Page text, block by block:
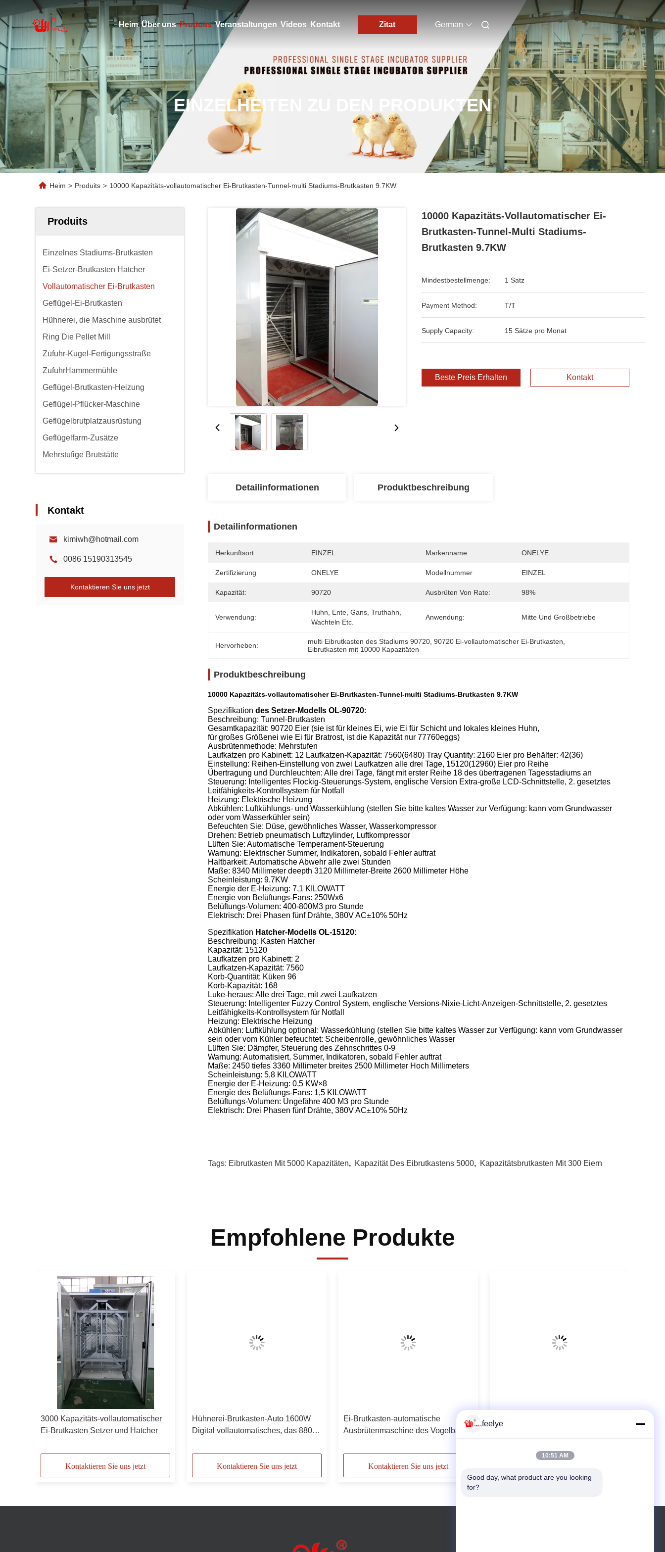
Heim Über uns Produits Veranstaltungen Videos Kontakt Zitat German
EINZELHEITEN ZU DEN PRODUKTEN
Heim > Produits > 10000 Kapazitäts-vollautomatischer Ei-Brutkasten-Tunnel-multi Stadiums-Brutkasten 9.7KW
Produits
Einzelnes Stadiums-Brutkasten
Ei-Setzer-Brutkasten Hatcher
Vollautomatischer Ei-Brutkasten
Geflügel-Ei-Brutkasten
Hühnerei, die Maschine ausbrütet
Ring Die Pellet Mill
Zufuhr-Kugel-Fertigungsstraße
ZufuhrHammermühle
Geflügel-Brutkasten-Heizung
Geflügel-Pflücker-Maschine
Geflügelbrutplatzausrüstung
Geflügelfarm-Zusätze
Mehrstufige Brutstätte
Kontakt
kimiwh@hotmail.com
0086 15190313545
Kontaktieren Sie uns jetzt
10000 Kapazitäts-Vollautomatischer Ei-
Brutkasten-Tunnel-Multi Stadiums-
Brutkasten 9.7KW
Mindestbestellmenge: 1 Satz
Payment Method: T/T
Supply Capacity: 15 Sätze pro Monat
Beste Preis Erhalten Kontakt
Detailinformationen Produktbeschreibung
Detailinformationen
Herkunftsort EINZEL Markenname ONELYE
Zertifizierung ONELYE Modellnummer EINZEL
Kapazität: 90720 Ausbrüten Von Rate: 98%
Verwendung:
Huhn, Ente, Gans, Truthahn,
Wachteln Etc.
Anwendung: Mitte Und Großbetriebe
Hervorheben: multi Eibrutkasten des Stadiums 90720 , 90720 Ei-vollautomatischer Ei-Brutkasten
Eibrutkasten mit 10000 Kapazitäten
Produktbeschreibung
10000 Kapazitäts-vollautomatischer Ei-Brutkasten-Tunnel-multi Stadiums-Brutkasten 9.7KW
Spezifikation des Setzer-Modells OL-90720:
Beschreibung: Tunnel-Brutkasten
Gesamtkapazität: 90720 Eier (sie ist für kleines Ei, wie Ei für Schicht und lokales kleines Huhn,
für großes Größenei wie Ei für Bratrost, ist die Kapazität nur 77760eggs)
Ausbrütenmethode: Mehrstufen
Laufkatzen pro Kabinett: 12 Laufkatzen-Kapazität: 7560(6480) Tray Quantity: 2160 Eier pro Behälter: 42(36)
Einstellung: Reihen-Einstellung von zwei Laufkatzen alle drei Tage, 15120(12960) Eier pro Reihe
Übertragung und Durchleuchten: Alle drei Tage, fängt mit erster Reihe 18 des übertragenen Tagesstadiums an
Steuerung: Intelligentes Flockig-Steuerungs-System, englische Version Extra-große LCD-Schnittstelle, 2. gesetztes
Leitfähigkeits-Kontrollsystem für Notfall
Heizung: Elektrische Heizung
Abkühlen: Luftkühlungs- und Wasserkühlung (stellen Sie bitte kaltes Wasser zur Verfügung: kann vom Grundwasser
oder vom Wasserkühler sein)
Befeuchten Sie: Düse, gewöhnliches Wasser, Wasserkompressor
Drehen: Betrieb pneumatisch Luftzylinder, Luftkompressor
Lüften Sie: Automatische Temperament-Steuerung
Warnung: Elektrischer Summer, Indikatoren, sobald Fehler auftrat
Haltbarkeit: Automatische Abwehr alle zwei Stunden
Maße: 8340 Millimeter deepth 3120 Millimeter-Breite 2600 Millimeter Höhe
Scheinleistung: 9.7KW
Energie der E-Heizung: 7,1 KILOWATT
Energie von Belüftungs-Fans: 250Wx6
Belüftungs-Volumen: 400-800M3 pro Stunde
Elektrisch: Drei Phasen fünf Drähte, 380V AC±10% 50Hz
Spezifikation Hatcher-Modells OL-15120:
Beschreibung: Kasten Hatcher
Kapazität: 15120
Laufkatzen pro Kabinett: 2
Laufkatzen-Kapazität: 7560
Korb-Quantität: Küken 96
Korb-Kapazität: 168
Luke-heraus: Alle drei Tage, mit zwei Laufkatzen
Steuerung: Intelligenter Fuzzy Control System, englische Versions-Nixie-Licht-Anzeigen-Schnittstelle, 2. gesetztes
Leitfähigkeits-Kontrollsystem für Notfall
Heizung: Elektrische Heizung
Abkühlen: Luftkühlung optional: Wasserkühlung (stellen Sie bitte kaltes Wasser zur Verfügung: kann vom Grundwasser
sein oder vom Kühler befeuchtet: Scheibenrolle, gewöhnliches Wasser
Lüften Sie: Dämpfer, Steuerung des Zehnschrittes 0-9
Warnung: Automatisiert, Summer, Indikatoren, sobald Fehler auftrat
Maße: 2450 tiefes 3360 Millimeter breites 2500 Millimeter Hoch Millimeters
Scheinleistung: 5,8 KILOWATT
Energie der E-Heizung: 0,5 KW×8
Energie des Belüftungs-Fans: 1,5 KILOWATT
Belüftungs-Volumen: Ungefähre 400 M3 pro Stunde
Elektrisch: Drei Phasen fünf Drähte, 380V AC±10% 50Hz
Tags: Eibrutkasten Mit 5000 Kapazitäten, Kapazität Des Eibrutkastens 5000, Kapazitätsbrutkasten Mit 300 Eiern
Empfohlene Produkte
3000 Kapazitäts-vollautomatischer
Ei-Brutkasten Setzer und Hatcher
Kontaktieren Sie uns jetzt
Hühnerei-Brutkasten-Auto 1600W
Digital vollautomatisches, das 880
Kontaktieren Sie uns jetzt
Ei-Brutkasten-automatische
Ausbrütenmaschine des Vogelbaby-
Kontaktieren Sie uns jetzt
Brutplatz-Maschine 2.5KW die
feelye
10:51 AM
Good day, what product are you looking
for?